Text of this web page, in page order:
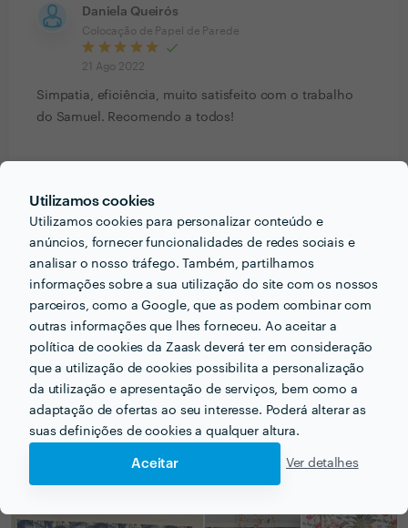
Utilizamos cookies
Utilizamos cookies para personalizar conteúdo e
anúncios, fornecer funcionalidades de redes sociais e
analisar o nosso tráfego. Também, partilhamos
informações sobre a sua utilização do site com os nossos
parceiros, como a Google, que as podem combinar com
outras informações que lhes forneceu. Ao aceitar a
política de cookies da Zaask deverá ter em consideração
que a utilização de cookies possibilita a personalização
da utilização e apresentação de serviços, bem como a
adaptação de ofertas ao seu interesse. Poderá alterar as
suas definições de cookies a qualquer altura.
Aceitar Ver detalhes
Daniela Queirós
Colocação de Papel de Parede
21 Ago 2022
Simpatia, eficiência, muito satisfeito com o trabalho
do Samuel. Recomendo a todos!
x 2 2 vezes Profissional de Excelência
🔥 Uau! Encontrou um/a Profissional de
Excelência. Este perfil obteve a maior
distinção da Zaask em 2021 e 2022.